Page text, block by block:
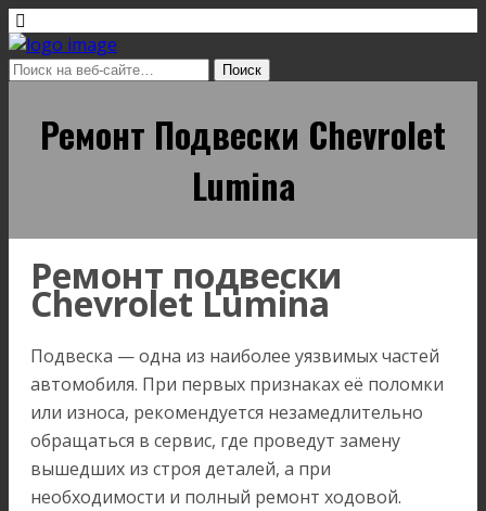
Ремонт Подвески Chevrolet
Lumina
Ремонт подвески
Chevrolet Lumina
Подвеска — одна из наиболее уязвимых частей
автомобиля. При первых признаках её поломки
или износа, рекомендуется незамедлительно
обращаться в сервис, где проведут замену
вышедших из строя деталей, а при
необходимости и полный ремонт ходовой.